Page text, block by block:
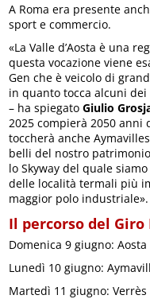
A Roma era presente
sport e commercio.
«La Valle d’Aosta è una
questa vocazione viene
Gen che è veicolo di
in quanto tocca alcuni
– ha spiegatoGiulio
2025 compierà 2050 anni
toccherà anche
belli del nostro
lo Skyway del quale
delle località termali più
maggior polo industriale».
Il percorso del Giro
Domenica 9 giugno: Aosta
Lunedì 10 giugno:
Martedì 11 giugno: Verrès